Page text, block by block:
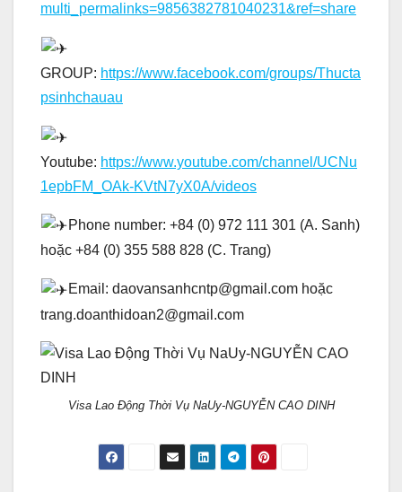
multi_permalinks=9856382781040231&ref=share
GROUP: https://www.facebook.com/groups/Thucta
psinhchauau
Youtube: https://www.youtube.com/channel/UCNu
1epbFM_OAk-KVtN7yX0A/videos
Phone number: +84 (0) 972 111 301 (A. Sanh)
hoặc +84 (0) 355 588 828 (C. Trang)
Email: daovansanhcntp@gmail.com hoặc
trang.doanthidoan2@gmail.com
Visa Lao Động Thời Vụ NaUy-NGUYỄN CAO DINH